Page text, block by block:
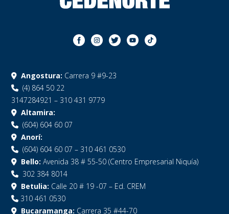
Angostura: Carrera 9 #9-23
(4) 864 50 22
3147284921 – 310 431 9779
Altamira:
(604) 604 60 07
Anorí:
(604) 604 60 07 – 310 461 0530
Bello: Avenida 38 # 55-50 (Centro Empresarial Niquía)
302 384 8014
Betulia: Calle 20 # 19 -07 – Ed. CREM
310 461 0530
Bucaramanga: Carrera 35 #44-70